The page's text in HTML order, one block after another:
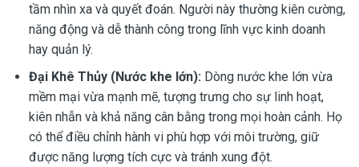
tầm nhìn xa và quyết đoán. Người này thường kiên cường,
năng động và dễ thành công trong lĩnh vực kinh doanh
hay quản lý.
Đại Khê Thủy (Nước khe lớn): Dòng nước khe lớn vừa
mềm mại vừa mạnh mẽ, tượng trưng cho sự linh hoạt,
kiên nhẫn và khả năng cân bằng trong mọi hoàn cảnh. Họ
có thể điều chỉnh hành vi phù hợp với môi trường, giữ
được năng lượng tích cực và tránh xung đột.